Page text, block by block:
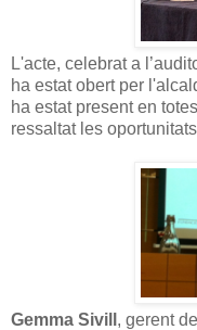
L'acte, celebrat a
ha estat obert per
ha estat present en
ressaltat les
Gemma Sivill , gerent